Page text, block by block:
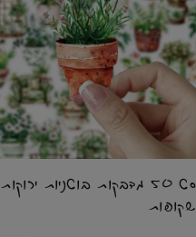
סט 50 מדבקות בוטניות ירוקות
שקופות